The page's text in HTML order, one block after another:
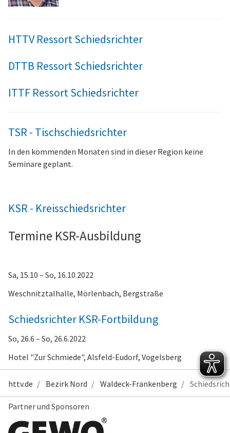
HTTV Ressort Schiedsrichter
DTTB Ressort Schiedsrichter
ITTF Ressort Schiedsrichter
TSR - Tischschiedsrichter
In den kommenden Monaten sind in dieser Region keine
Seminare geplant.
KSR - Kreisschiedsrichter
Termine KSR-Ausbildung
Sa, 15.10 – So, 16.10.2022
Weschnitztalhalle, Mörlenbach, Bergstraße
Schiedsrichter KSR-Fortbildung
So, 26.6 – So, 26.6.2022
Hotel "Zur Schmiede", Alsfeld-Eudorf, Vogelsberg
httv.de Bezirk Nord Waldeck-Frankenberg
Partner und Sponsoren